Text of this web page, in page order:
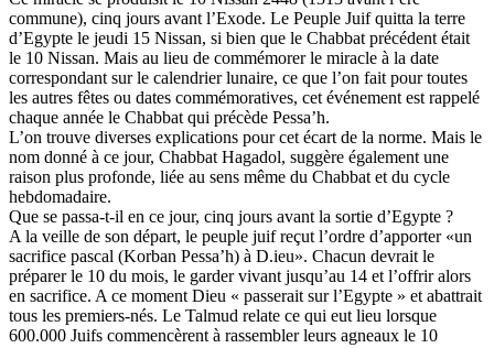
commune), cinq jours avant l’Exode. Le Peuple Juif quitta la terre
d’Egypte le jeudi 15 Nissan, si bien que le Chabbat précédent était
le 10 Nissan. Mais au lieu de commémorer le miracle à la date
correspondant sur le calendrier lunaire, ce que l’on fait pour toutes
les autres fêtes ou dates commémoratives, cet événement est rappelé
chaque année le Chabbat qui précède Pessa’h.
L’on trouve diverses explications pour cet écart de la norme. Mais le
nom donné à ce jour, Chabbat Hagadol, suggère également une
raison plus profonde, liée au sens même du Chabbat et du cycle
hebdomadaire.
Que se passa-t-il en ce jour, cinq jours avant la sortie d’Egypte ?
A la veille de son départ, le peuple juif reçut l’ordre d’apporter «un
sacrifice pascal (Korban Pessa’h) à D.ieu». Chacun devrait le
préparer le 10 du mois, le garder vivant jusqu’au 14 et l’offrir alors
en sacrifice. A ce moment Dieu « passerait sur l’Egypte » et abattrait
tous les premiers-nés. Le Talmud relate ce qui eut lieu lorsque
600.000 Juifs commencèrent à rassembler leurs agneaux le 10